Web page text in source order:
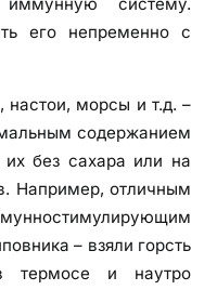
его непременно с
настои, морсы и т.д. –
содержанием
их без сахара или на
Например, отличным
– взяли горсть
термосе и наутро